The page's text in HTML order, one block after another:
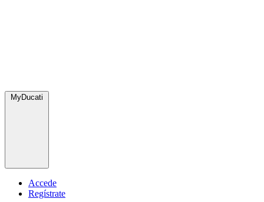
MyDucati
Accede
Regístrate